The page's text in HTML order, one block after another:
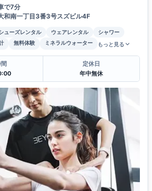
で7分
和南一丁目3番3号スズビル4F
ューズレンタル ウェアレンタル
シャワー
無料体験 ミネラルウォーター もっと見る
定休日
年中無休